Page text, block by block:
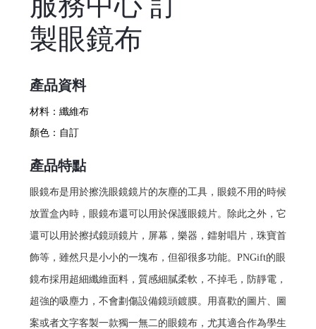
製眼鏡布
產品資料
材料： 纖維布
顏色： 自訂
產品特點
眼鏡布是用於擦洗眼鏡鏡片的灰塵的工具，眼鏡不用的時候
放置盒內時，眼鏡布還可以用於保護眼鏡片。除此之外，它
還可以用於擦拭鏡頭鏡片，屏幕，樂器，鐳射唱片，珠寶首
飾等，雖然只是小小的一塊布，但卻很多功能。PNGift的眼
鏡布採用超細纖維面料，質感細膩柔軟，不掉毛，防靜電，
超強的吸塵力，不會劃傷設備鏡頭鍍膜。用喜歡的圖片、圖
案或者文字客製一款獨一無二的眼鏡布，尤其適合作為學生